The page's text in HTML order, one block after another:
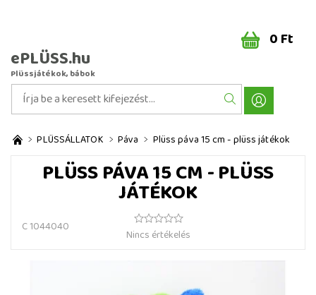
ePLÜSS.hu
Plüssjátékok, bábok
0 Ft
PLÜSSÁLLATOK Páva Plüss páva 15 cm - plüss játékok
PLÜSS PÁVA 15 CM - PLÜSS
JÁTÉKOK
C 1044040
Nincs értékelés